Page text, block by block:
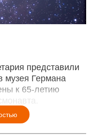
представили
музея Германа
к 65-летию